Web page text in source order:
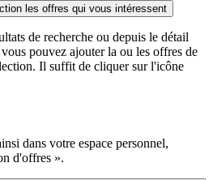
les offres qui vous intéressent
de recherche ou depuis le détail
pouvez ajouter la ou les offres de
Il suffit de cliquer sur l'icône
dans votre espace personnel,
d'offres ».